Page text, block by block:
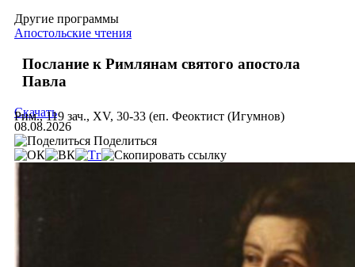
Другие программы
Апостольские чтения
Послание к Римлянам святого апостола
Павла
Рим., 119 зач., XV, 30-33 (еп. Феоктист (Игумнов)
Скачать
08.08.2026
Поделиться